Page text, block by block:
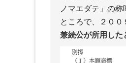
ノマエダテ」の
ところで、２０
兼続公が所用した